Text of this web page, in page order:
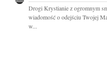
Drogi Krystianie z ogromnym
wiadomość o odejściu Twojej
w...